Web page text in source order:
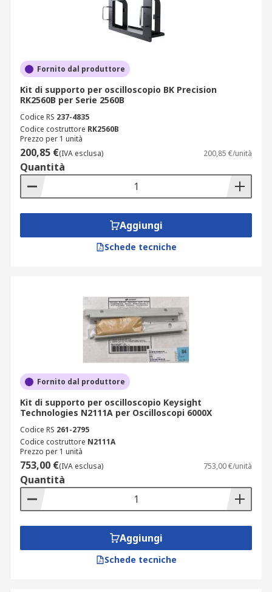
Fornito dal produttore
Kit di supporto per oscilloscopio BK Precision
RK2560B per Serie 2560B
Codice RS 237-4835
Codice costruttore RK2560B
Prezzo per 1 unità
200,85 €(IVA esclusa) 200,85 €/unità
Quantità
Aggiungi
Schede tecniche
Fornito dal produttore
Kit di supporto per oscilloscopio Keysight
Technologies N2111A per Oscilloscopi 6000X
Codice RS 261-2795
Codice costruttore N2111A
Prezzo per 1 unità
753,00 €(IVA esclusa) 753,00 €/unità
Quantità
Aggiungi
Schede tecniche